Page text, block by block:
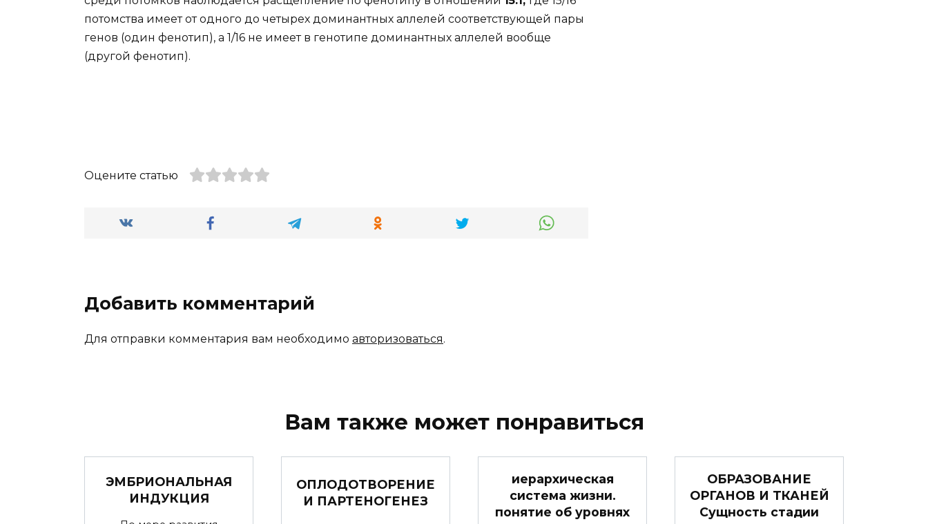
потомства имеет от одного до четырех доминантных аллелей соответствующей пары
генов (один фенотип), а 1/16 не имеет в генотипе доминантных аллелей вообще
(другой фенотип).
Оцените статью
Добавить комментарий
Для отправки комментария вам необходимо авторизоваться.
Вам также может понравиться
ЭМБРИОНАЛЬНАЯ
ИНДУКЦИЯ
ОПЛОДОТВОРЕНИЕ
И ПАРТЕНОГЕНЕЗ
иерархическая
система жизни.
понятие об уровнях
ОБРАЗОВАНИЕ
ОРГАНОВ И ТКАНЕЙ
Сущность стадии